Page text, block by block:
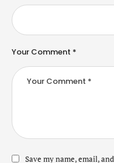
Your Comment *
Save my name, email,